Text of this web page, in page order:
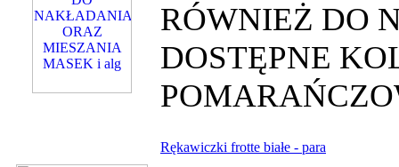
RÓWNIEŻ DO
DOSTĘPNE
Rękawiczki frotte białe - para